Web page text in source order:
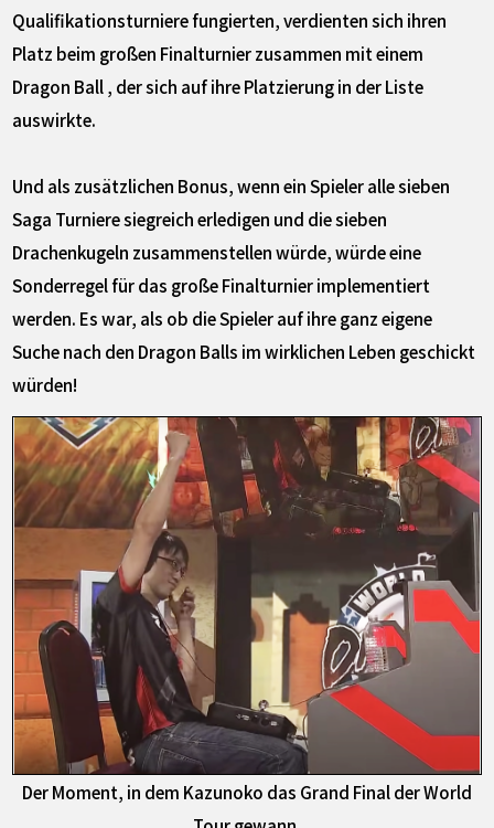
Qualifikationsturniere fungierten, verdienten sich ihren
Platz beim großen Finalturnier zusammen mit einem
Dragon Ball , der sich auf ihre Platzierung in der Liste
auswirkte.
Und als zusätzlichen Bonus, wenn ein Spieler alle sieben
Saga Turniere siegreich erledigen und die sieben
Drachenkugeln zusammenstellen würde, würde eine
Sonderregel für das große Finalturnier implementiert
werden. Es war, als ob die Spieler auf ihre ganz eigene
Suche nach den Dragon Balls im wirklichen Leben geschickt
würden!
Der Moment, in dem Kazunoko das Grand Final der World